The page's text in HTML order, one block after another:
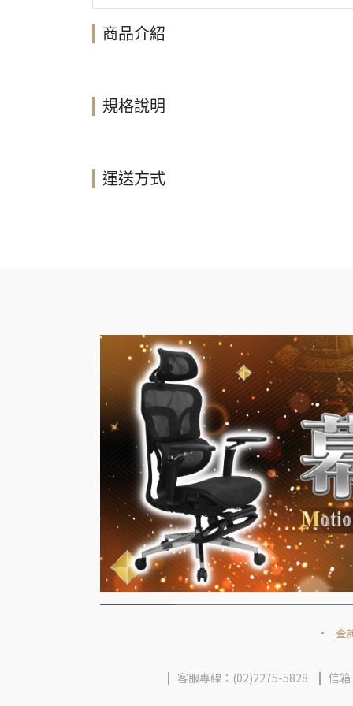
商品介紹
規格說明
運送方式
查
客服專線：(02)2275-5828 信